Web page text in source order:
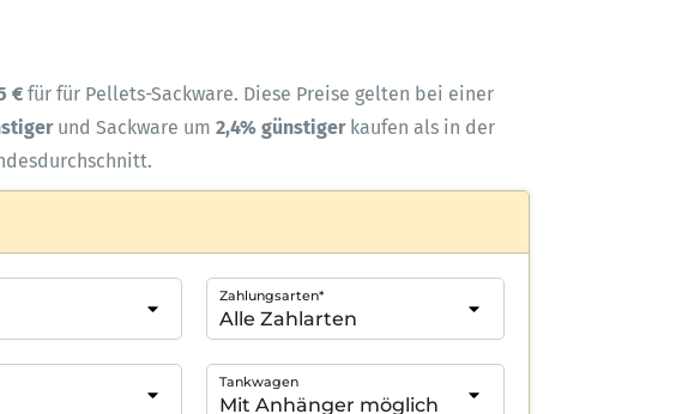
€ für für Pellets-Sackware. Diese Preise gelten bei einer
und Sackware um 2,4% günstigerkaufen als in der
Zahlungsarten*
Tankwagen